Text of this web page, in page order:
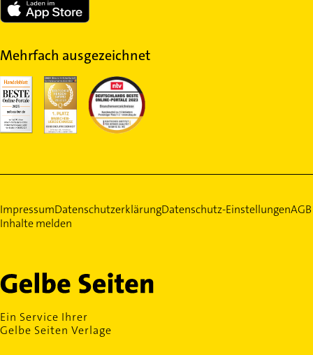
Mehrfach ausgezeichnet
ImpressumDatenschutzerklärungDatenschutz-EinstellungenAGB
Inhalte melden
Ein Service Ihrer
Gelbe Seiten Verlage